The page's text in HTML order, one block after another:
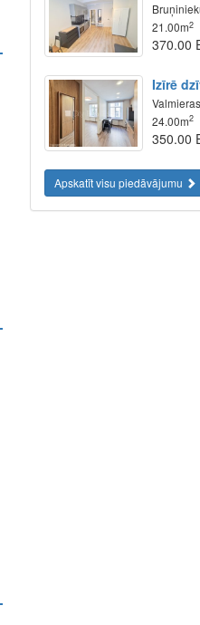
21.00m2
370.00
Izīrē
24.00m2
350.00
Apskatīt visu piedāvājumu